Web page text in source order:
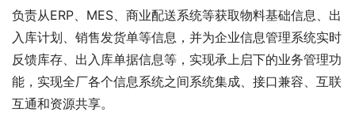
负责从ERP、MES、商业配送系统等获取物料基础信息、出
入库计划、销售发货单等信息，并为企业信息管理系统实时
反馈库存、出入库单据信息等，实现承上启下的业务管理功
能，实现全厂各个信息系统之间系统集成、接口兼容、互联
互通和资源共享。